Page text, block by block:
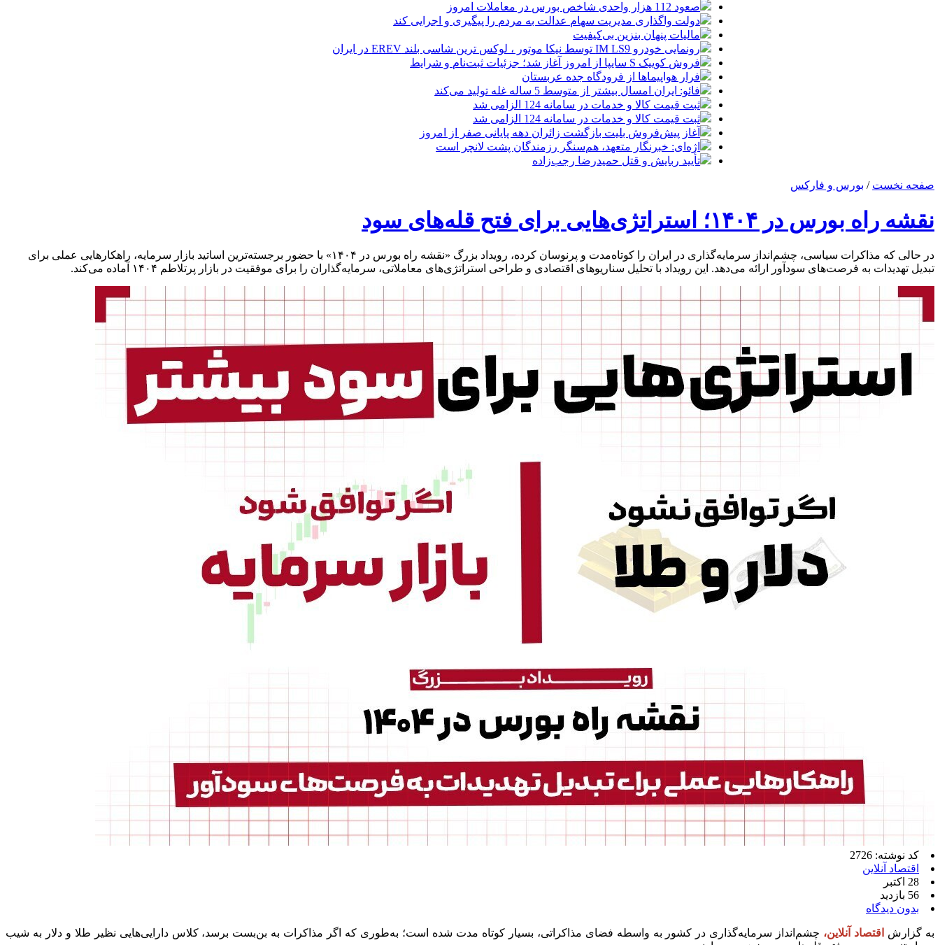
صعود 112 هزار واحدی شاخص بورس در معاملات امروز
دولت واگذاری مدیریت سهام عدالت به مردم را پیگیری و اجرایی کند
مالیات پنهان بنزین بی‌کیفیت
رونمایی خودرو IM LS9 توسط نیکا موتور ، لوکس ترین شاسی بلند EREV در ایران
فروش کوییک S سایپا از امروز آغاز شد؛ جزئیات ثبت‌نام و شرایط
فرار هواپیماها از فرودگاه جده عربستان
فائو: ایران امسال بیشتر از متوسط 5 ساله غله تولید می‌کند
ثبت قیمت کالا و خدمات در سامانه 124 الزامی شد
ثبت قیمت کالا و خدمات در سامانه 124 الزامی شد
آغاز پیش‌فروش بلیت بازگشت زائران دهه پایانی صفر از امروز
اژه‌ای: خبرنگار متعهد، هم‌سنگر رزمندگان پشت لانچر است
تأیید ربایش و قتل حمیدرضا رجب‌زاده
صفحه نخست / بورس و فارکس
نقشه راه بورس در ۱۴۰۴؛ استراتژی‌هایی برای فتح قله‌های سود
در حالی که مذاکرات سیاسی، چشم‌انداز سرمایه‌گذاری در ایران را کوتاه‌مدت و پرنوسان کرده، رویداد بزرگ «نقشه راه بورس در ۱۴۰۴» با حضور برجسته‌ترین اساتید بازار سرمایه، راهکارهایی عملی برای
تبدیل تهدیدات به فرصت‌های سودآور ارائه می‌دهد. این رویداد با تحلیل سناریوهای اقتصادی و طراحی استراتژی‌های معاملاتی، سرمایه‌گذاران را برای موفقیت در بازار پرتلاطم ۱۴۰۴ آماده می‌کند.
کد نوشته: 2726
اقتصاد آنلاین
28 اکتبر
56 بازدید
بدون دیدگاه
به گزارش اقتصاد آنلاین، چشم‌انداز سرمایه‌گذاری در کشور به واسطه فضای مذاکراتی، بسیار کوتاه مدت شده است؛ به‌طوری که اگر مذاکرات به بن‌بست برسد، کلاس دارایی‌هایی نظیر طلا و دلار به شیب